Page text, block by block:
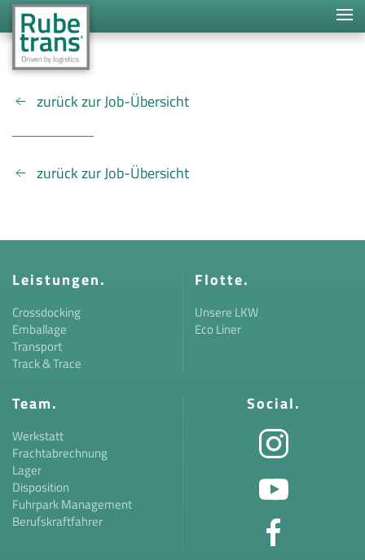
Skip to main content
zurück zur Job-Übersicht
zurück zur Job-Übersicht
Leistungen.
Crossdocking
Emballage
Transport
Track & Trace
Flotte.
Unsere LKW
Eco Liner
Team.
Werkstatt
Frachtabrechnung
Lager
Disposition
Fuhrpark Management
Berufskraftfahrer
Social.